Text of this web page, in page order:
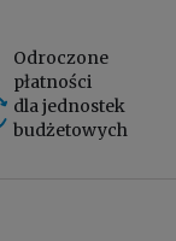
Odroczone
płatności
dla jednostek
budżetowych